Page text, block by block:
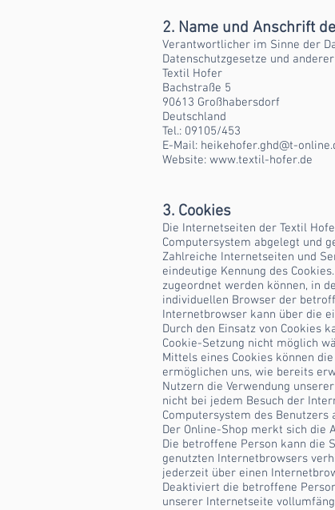
2. Name und Anschrift
Verantwortlicher im Sinne der
Datenschutzgesetze und
Textil Hofer
Bachstraße 5
90613 Großhabersdorf
Deutschland
Tel.: 09105/453
E-Mail: heikehofer.ghd@t-
Website: www.textil-hofer.de
3. Cookies
Die Internetseiten der Textil
Computersystem abgelegt und
Zahlreiche Internetseiten und
eindeutige Kennung des
zugeordnet werden können, in
individuellen Browser der
Internetbrowser kann über die
Durch den Einsatz von Cookies
Cookie-Setzung nicht möglich
Mittels eines Cookies können
ermöglichen uns, wie bereits
Nutzern die Verwendung
nicht bei jedem Besuch der
Computersystem des
Der Online-Shop merkt sich die
Die betroffene Person kann die
genutzten Internetbrowsers
jederzeit über einen
Deaktiviert die betroffene
unserer Internetseite